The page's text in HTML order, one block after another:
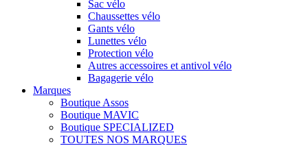
Sac vélo
Chaussettes vélo
Gants vélo
Lunettes vélo
Protection vélo
Autres accessoires et antivol vélo
Bagagerie vélo
Marques
Boutique Assos
Boutique MAVIC
Boutique SPECIALIZED
TOUTES NOS MARQUES